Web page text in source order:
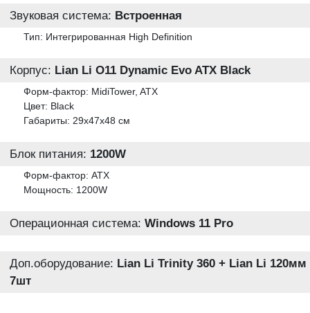
Звуковая система: Встроенная
Тип: Интегрированная High Definition
Корпус: Lian Li O11 Dynamic Evo ATX Black
Форм-фактор: MidiTower, ATX
Цвет: Black
Габариты: 29x47x48 см
Блок питания: 1200W
Форм-фактор: ATX
Мощность: 1200W
Операционная система: Windows 11 Pro
Доп.оборудование: Lian Li Trinity 360 + Lian Li 120мм
7шт